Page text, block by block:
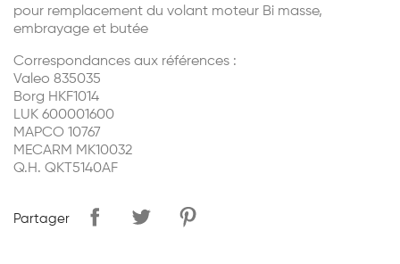
pour remplacement du volant moteur Bi masse,
embrayage et butée
Correspondances aux références :
Valeo 835035
Borg HKF1014
LUK 600001600
MAPCO 10767
MECARM MK10032
Q.H. QKT5140AF
Partager